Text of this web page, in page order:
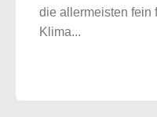
die allermeisten fein
Klima...